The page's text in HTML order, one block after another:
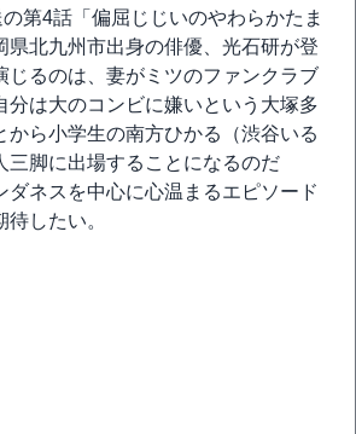
第4話「偏屈じじいのやわらかたま
県北九州市出身の俳優、光石研が登
じるのは、妻がミツのファンクラブ
分は大のコンビに嫌いという大塚多
から小学生の南方ひかる（渋谷いる
三脚に出場することになるのだ
ダネスを中心に心温まるエピソード
したい。